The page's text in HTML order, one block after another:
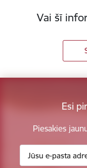
Vai šī
Esi
Piesakies